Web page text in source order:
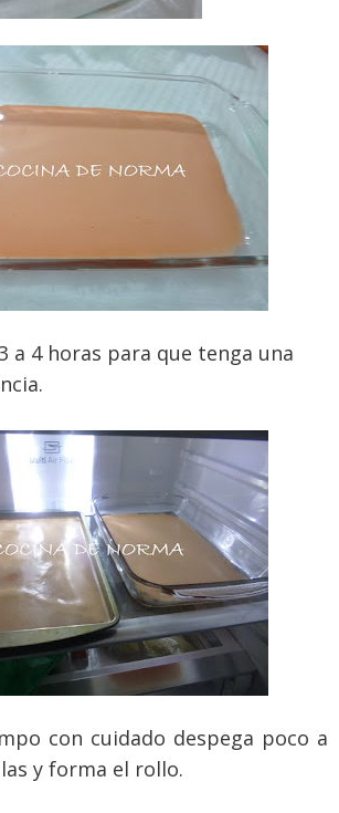
a 4 horas para que tenga una
con cuidado despega poco a
y forma el rollo.